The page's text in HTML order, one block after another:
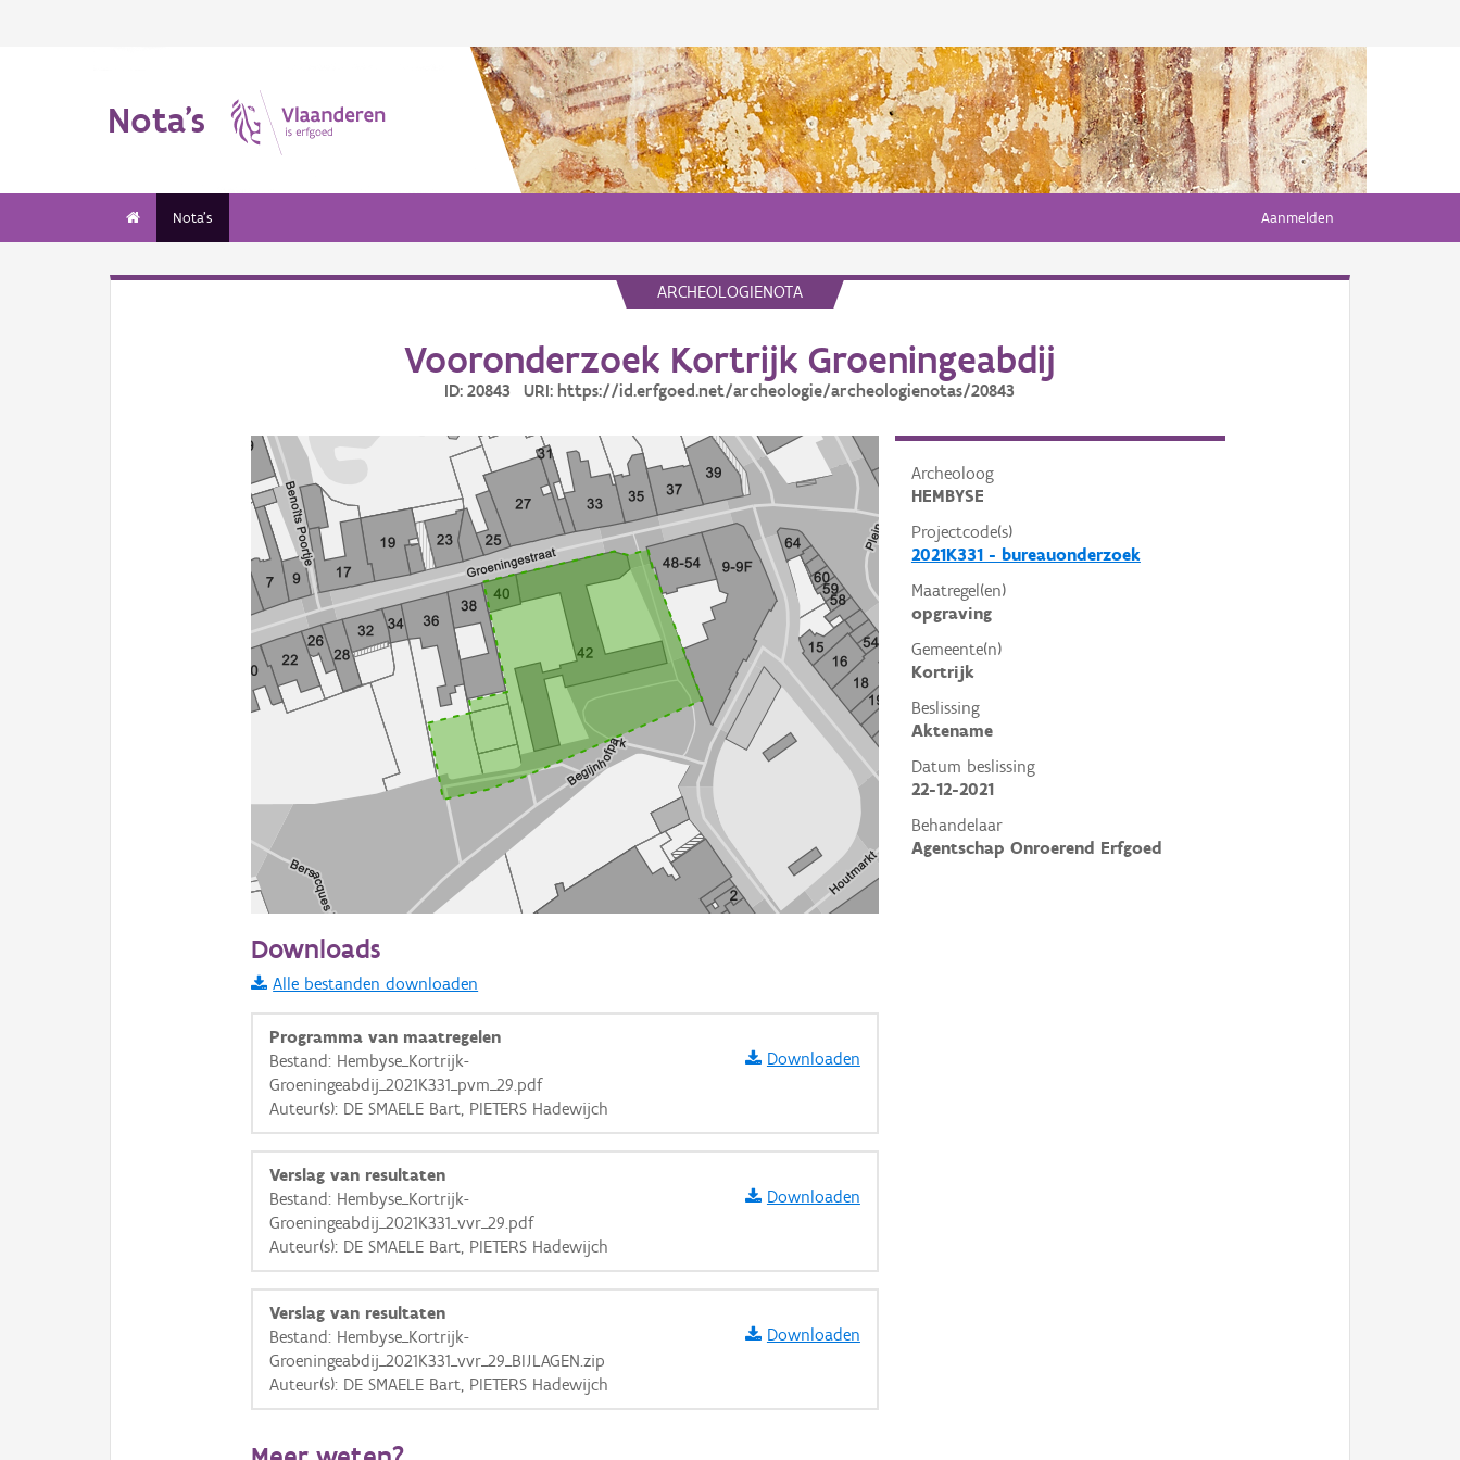
Nota's
Nota's Aanmelden
ARCHEOLOGIENOTA
Vooronderzoek Kortrijk Groeningeabdij
ID: 20843 URI: https://id.erfgoed.net/archeologie/archeologienotas/20843
Archeoloog
HEMBYSE
Projectcode(s)
2021K331 - bureauonderzoek
Maatregel(en)
opgraving
Gemeente(n)
Kortrijk
Beslissing
Aktename
Datum beslissing
22-12-2021
Behandelaar
Agentschap Onroerend Erfgoed
Informatie Vlaanderen
i
+ −
Basis Lagen
Ortho
GRB-Basiskaart
Downloads
Alle bestanden downloaden
Programma van maatregelen
Bestand: Hembyse_Kortrijk-
Groeningeabdij_2021K331_pvm_29.pdf
Auteur(s): DE SMAELE Bart, PIETERS Hadewijch
Downloaden
Verslag van resultaten
Bestand: Hembyse_Kortrijk-
Groeningeabdij_2021K331_vvr_29.pdf
Auteur(s): DE SMAELE Bart, PIETERS Hadewijch
Downloaden
Verslag van resultaten
Bestand: Hembyse_Kortrijk-
Groeningeabdij_2021K331_vvr_29_BIJLAGEN.zip
Auteur(s): DE SMAELE Bart, PIETERS Hadewijch
Downloaden